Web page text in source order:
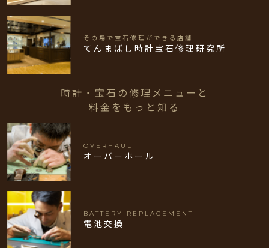
その場で宝石修理ができる店舗
てんまばし時計宝石修理研究所
時計・宝石の修理メニューと
料金をもっと知る
OVERHAUL
オーバーホール
BATTERY REPLACEMENT
電池交換